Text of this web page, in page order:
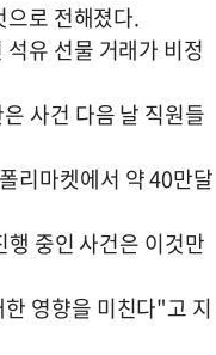
로 전해졌다.
유 선물 거래가 비정
사건 다음 날 직원들
리마켓에서 약 40만달
중인 사건은 이것만
영향을 미친다"고 지